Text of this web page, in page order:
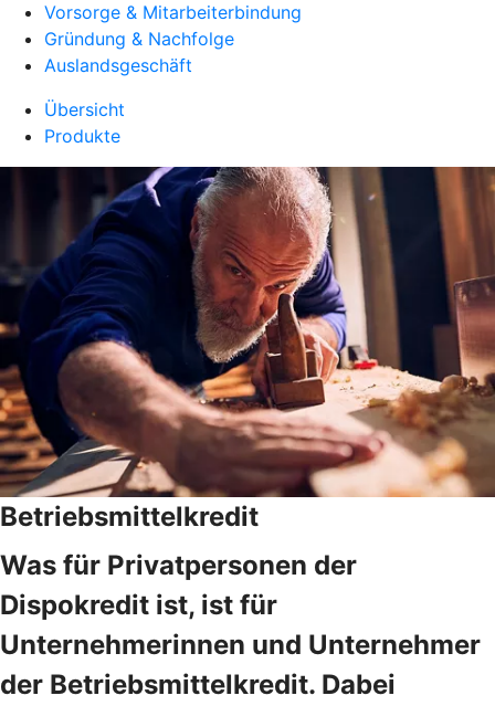
Vorsorge & Mitarbeiterbindung
Gründung & Nachfolge
Auslandsgeschäft
Übersicht
Produkte
Betriebsmittelkredit
Was für Privatpersonen der
Dispokredit ist, ist für
Unternehmerinnen und Unternehmer
der Betriebsmittelkredit. Dabei